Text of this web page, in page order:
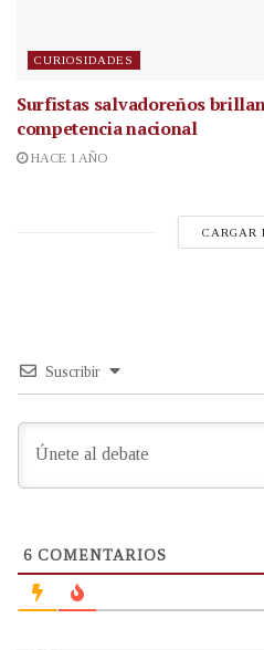
CURIOSIDADES
Surfistas salvadoreños
competencia nacional
HACE 1 AÑO
CARGAR
Suscribir
6 COMENTARIOS